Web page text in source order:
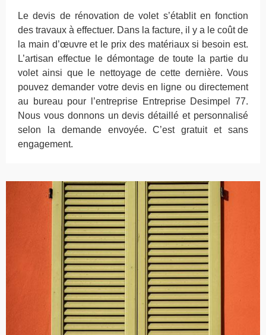
Le devis de rénovation de volet s’établit en fonction
des travaux à effectuer. Dans la facture, il y a le coût de
la main d’œuvre et le prix des matériaux si besoin est.
L’artisan effectue le démontage de toute la partie du
volet ainsi que le nettoyage de cette dernière. Vous
pouvez demander votre devis en ligne ou directement
au bureau pour l’entreprise Entreprise Desimpel 77.
Nous vous donnons un devis détaillé et personnalisé
selon la demande envoyée. C’est gratuit et sans
engagement.